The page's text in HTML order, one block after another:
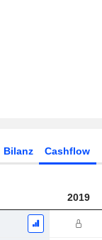
Bilanz Cashflow
2019